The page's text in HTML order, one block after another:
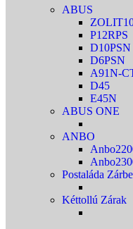
ABUS
P12RPS
D10PSN
D6PSN
A91N-
D45
E45N
ABUS ONE
ANBO
Postaláda
Kéttollú Zárak